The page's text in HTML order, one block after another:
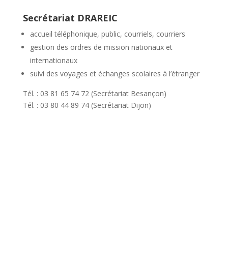
Secrétariat DRAREIC
accueil téléphonique, public, courriels, courriers
gestion des ordres de mission nationaux et
internationaux
suivi des voyages et échanges scolaires à l’étranger
Tél. : 03 81 65 74 72 (Secrétariat Besançon)
Tél. : 03 80 44 89 74 (Secrétariat Dijon)